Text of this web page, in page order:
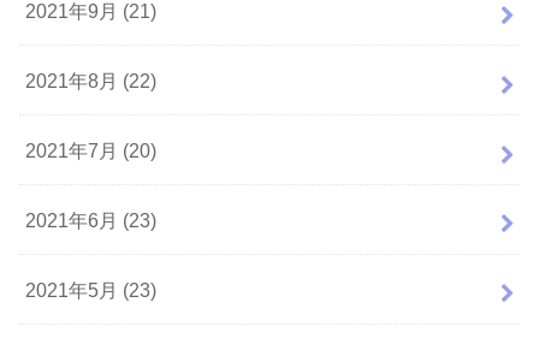
2021年9月 (21)
2021年8月 (22)
2021年7月 (20)
2021年6月 (23)
2021年5月 (23)